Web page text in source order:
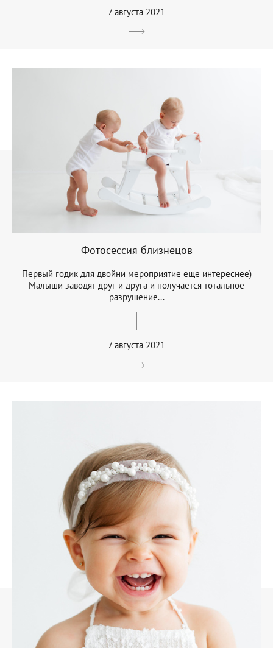
7 августа 2021
Фотосессия близнецов
Первый годик для двойни мероприятие еще интереснее)
Малыши заводят друг и друга и получается тотальное
разрушение...
7 августа 2021